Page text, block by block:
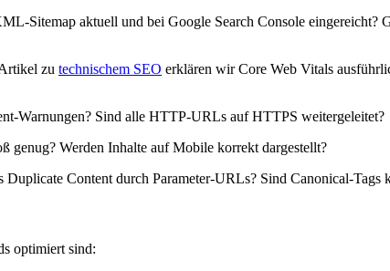
Sitemap aktuell und bei Google Search Console eingereicht?
zu technischem SEO erklären wir Core Web Vitals
Warnungen? Sind alle HTTP-URLs auf HTTPS weitergeleitet?
genug? Werden Inhalte auf Mobile korrekt dargestellt?
Content durch Parameter-URLs? Sind Canonical-Tags
optimiert sind: